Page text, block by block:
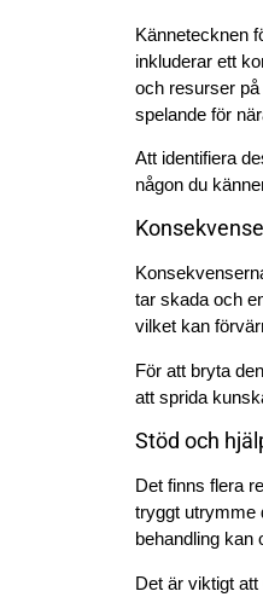
Kännetecknen
inkluderar ett
och resurser
spelande för
Att identifiera
någon du
tar skada och
vilket kan
För att bryta
att sprida
Stöd och
Det finns flera
tryggt utrymme
behandling kan
Det är viktigt